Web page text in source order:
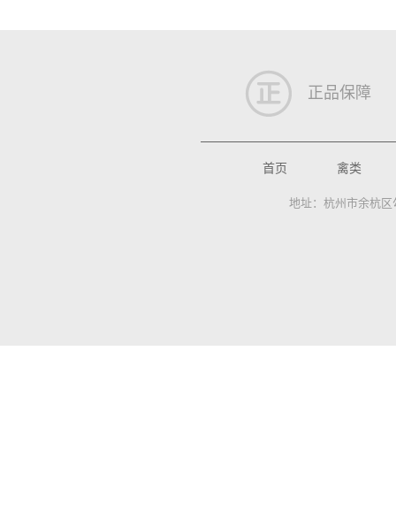
正品保障
首页 禽类
地址：杭州市余杭